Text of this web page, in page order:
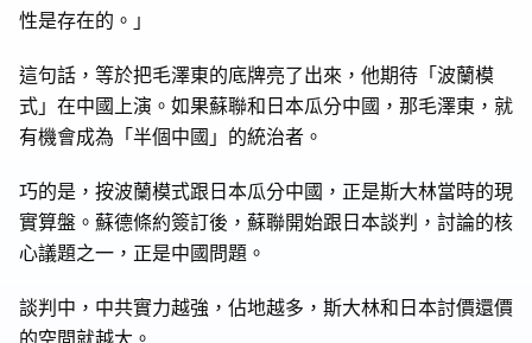
性是存在的。」
這句話，等於把毛澤東的底牌亮了出來，他期待「波蘭模
式」在中國上演。如果蘇聯和日本瓜分中國，那毛澤東，就
有機會成為「半個中國」的統治者。
巧的是，按波蘭模式跟日本瓜分中國，正是斯大林當時的現
實算盤。蘇德條約簽訂後，蘇聯開始跟日本談判，討論的核
心議題之一，正是中國問題。
談判中，中共實力越強，佔地越多，斯大林和日本討價還價
的空間就越大。